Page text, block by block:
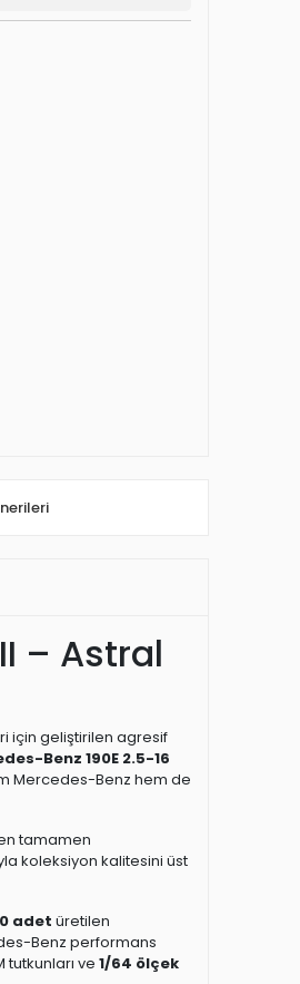
– Astral
için geliştirilen agresif
Benz 190E 2.5-16
Mercedes-Benz hem de
tamamen
koleksiyon kalitesini üst
adet üretilen
Benz performans
ve 1/64 ölçek